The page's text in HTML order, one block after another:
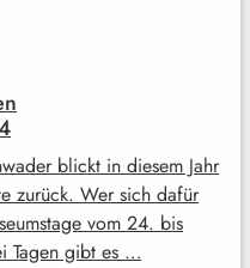
blickt in diesem Jahr
zurück. Wer sich dafür
vom 24. bis
Tagen gibt es …